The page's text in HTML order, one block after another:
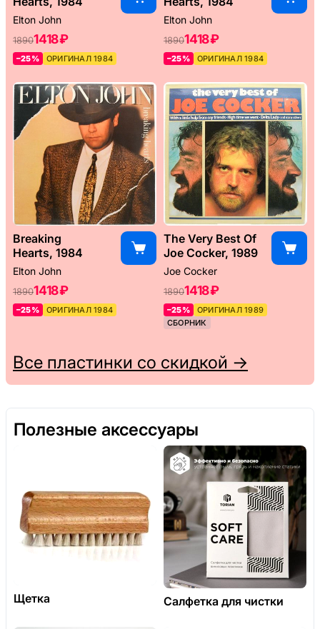
Elton John
18901418 ₽
–25% ОРИГИНАЛ 1984
Elton John
18901418 ₽
–25% ОРИГИНАЛ 1984
Breaking
Hearts, 1984
Elton John
18901418 ₽
–25% ОРИГИНАЛ 1984
The Very Best Of
Joe Cocker, 1989
Joe Cocker
18901418 ₽
–25%
ОРИГИНАЛ 1989
СБОРНИК
Все пластинки со скидкой →
Полезные аксессуары
Щетка Салфетка для чистки